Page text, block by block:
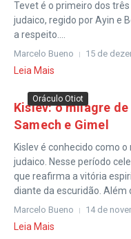
Tevet é o primeiro dos
judaico, regido por Ayin e
a respeito....
Marcelo Bueno 15 de
Leia Mais
Oráculo Otiot
Kislev: o milagre
Samech e Gimel
Kislev é conhecido como
judaico. Nesse período
que reafirma a vitória
diante da escuridão. Além
Marcelo Bueno 14 de
Leia Mais